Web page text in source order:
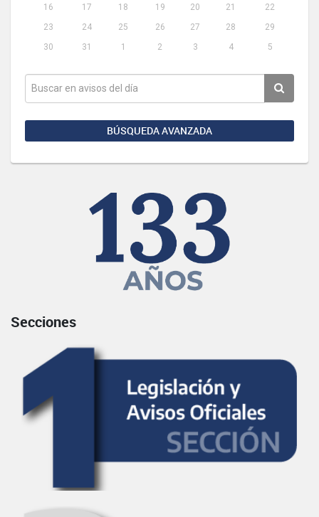
16
17 18 19 20 21
22
23
24 25 26 27 28
29
30
31 1 2 3 4 5
BÚSQUEDA AVANZADA
Secciones